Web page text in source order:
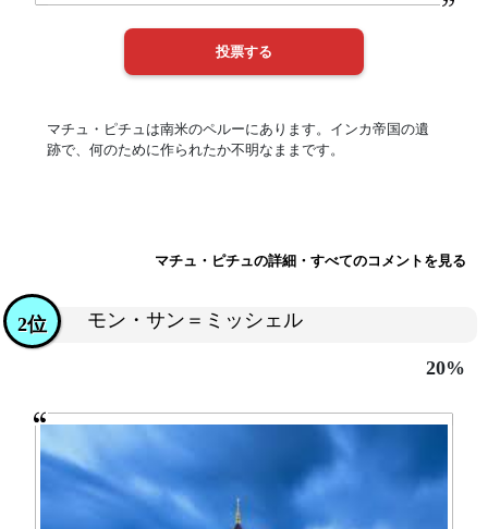
マチュ・ピチュは南米のペルーにあります。インカ帝国の遺
跡で、何のために作られたか不明なままです。
マチュ・ピチュの詳細・すべてのコメントを見る
モン・サン＝ミッシェル
2位
20%